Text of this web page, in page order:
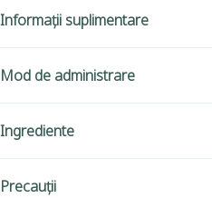
Informații suplimentare
Mod de administrare
Ingrediente
Precauții